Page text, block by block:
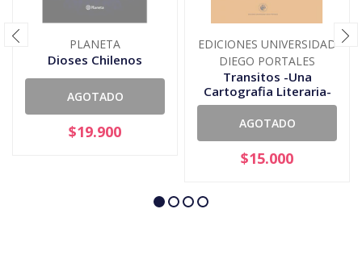
PLANETA
Dioses Chilenos
AGOTADO
$19.900
EDICIONES UNIVERSIDAD
DIEGO PORTALES
Transitos -Una
Cartografia Literaria-
AGOTADO
$15.000